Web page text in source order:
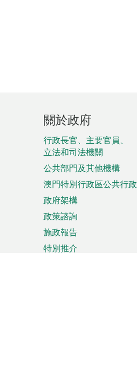
頁
腳
菜
單
關於政府
行政長官、主要官員、
立法和司法機關
公共部門及其他機構
澳門特別行政區公共行政
政府架構
政策諮詢
施政報告
特別推介